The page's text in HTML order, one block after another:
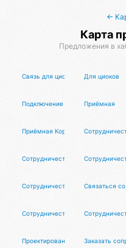
←
Карта
Предложения в
Связь для циоков Для циоков
Подключение внешних логосов
Приёмная
Приёмная Короны
Сотрудничество
Сотрудничество Связаться со
Сотрудничество
Проектирование цифрового
Заказать